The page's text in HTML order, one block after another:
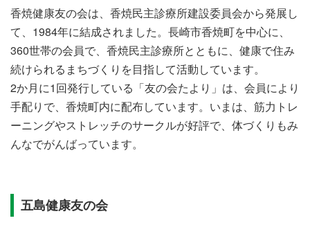
香焼健康友の会は、香焼民主診療所建設委員会から発展し
て、1984年に結成されました。長崎市香焼町を中心に、
360世帯の会員で、香焼民主診療所とともに、健康で住み
続けられるまちづくりを目指して活動しています。
2か月に1回発行している「友の会たより」は、会員により
手配りで、香焼町内に配布しています。いまは、筋力トレ
ーニングやストレッチのサークルが好評で、体づくりもみ
んなでがんばっています。
五島健康友の会